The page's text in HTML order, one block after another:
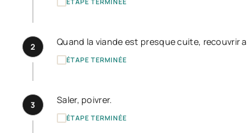
2 Quand la viande est presque cuite, recouvrir
ÉTAPE TERMINÉE
3 Saler, poivrer.
ÉTAPE TERMINÉE